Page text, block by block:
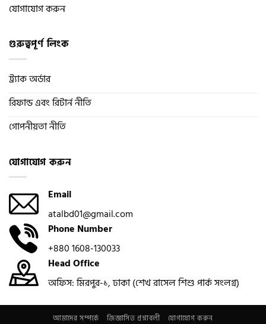
যোগাযোগ করুন
গুরুত্বপূর্ণ লিংক
ট্র্যাক অর্ডার
রিফান্ড এবং রিটার্ন নীতি
গোপনীয়তা নীতি
যোগাযোগ করুন
Email
atalbd01@gmail.com
Phone Number
+880 1608-130033
Head Office
অফিস: মিরপুর-১, ঢাকা (শেখ রাসেল শিশু পার্ক সংলগ্ন)
আমাদের সম্পর্কে জিজ্ঞাসিত প্রশ্নাবলী যোগাযোগ করুন